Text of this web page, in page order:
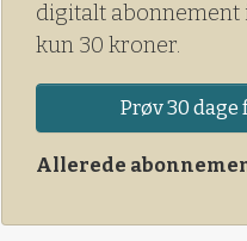
digitalt abonnement
kun 30 kroner.
Prøv 30 dage
Allerede